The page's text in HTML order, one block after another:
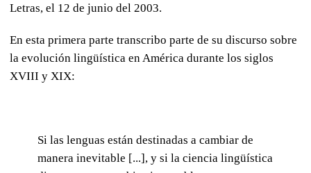
Letras, el 12 de junio del 2003.
En esta primera parte transcribo parte de su discurso sobre
la evolución lingüística en América durante los siglos
XVIII y XIX:
Si las lenguas están destinadas a cambiar de
manera inevitable [...], y si la ciencia lingüística